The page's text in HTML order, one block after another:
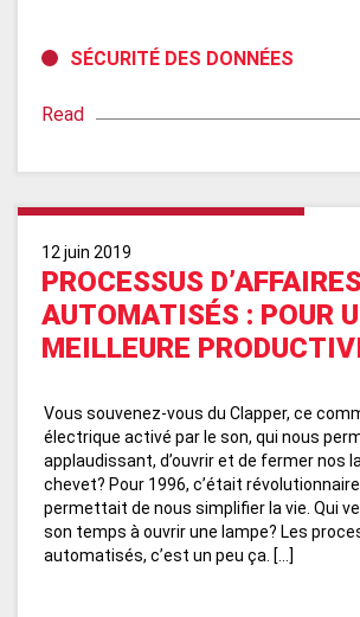
SÉCURITÉ DES DONNÉES
Read
12 juin 2019
PROCESSUS D’AFFAIRES
AUTOMATISÉS : POUR
MEILLEURE
Vous souvenez-vous du Clapper, ce
électrique activé par le son, qui nous
applaudissant, d’ouvrir et de fermer nos
chevet? Pour 1996, c’était
permettait de nous simplifier la vie. Qui
son temps à ouvrir une lampe? Les
automatisés, c’est un peu ça. […]